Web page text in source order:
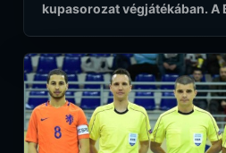
kupasorozat végjátékában. A